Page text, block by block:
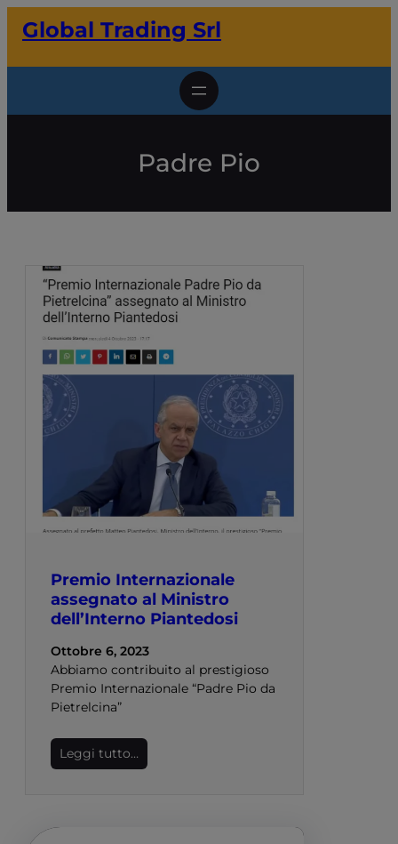
Global Trading Srl
Padre Pio
Premio Internazionale
assegnato al Ministro
dell’Interno Piantedosi
Ottobre 6, 2023
Abbiamo contribuito al prestigioso
Premio Internazionale “Padre Pio da
Pietrelcina”
Leggi tutto…